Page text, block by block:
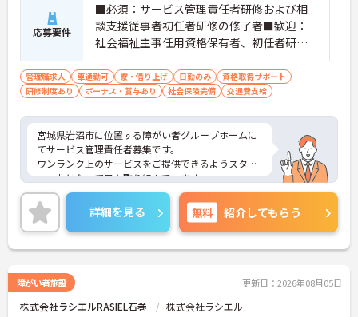
応募要件
■必須：サービス管理責任者研修および相
談支援従事者初任者研修の修了者■歓迎：
社会福祉主事任用資格保有者、初任者研修
（旧ヘルパー2級）、サービス管理責任者の
業務経験
管理職求人 車通勤可 寮・借り上げ 日勤のみ
資格取得サポート
研修制度あり
ボーナス・賞与あり 社会保険完備 交通費支給
宮城県岩沼市に位置する障がい者グループホームに
てサービス管理責任者募集です。
ワンランク上のサービスをご提供できるようスタッ
フ一丸となって日々取り組んでいます。
ご興味ある方には、面接対策ポイントなど、さらに
詳細をお話しいたしますのでお気軽にご相談くださ
い！
詳細を見る 無料 紹介してもらう
障がい者施設 更新日：2026年08月05日
株式会社ラシエルRASIEL石巻 株式会社ラシエル